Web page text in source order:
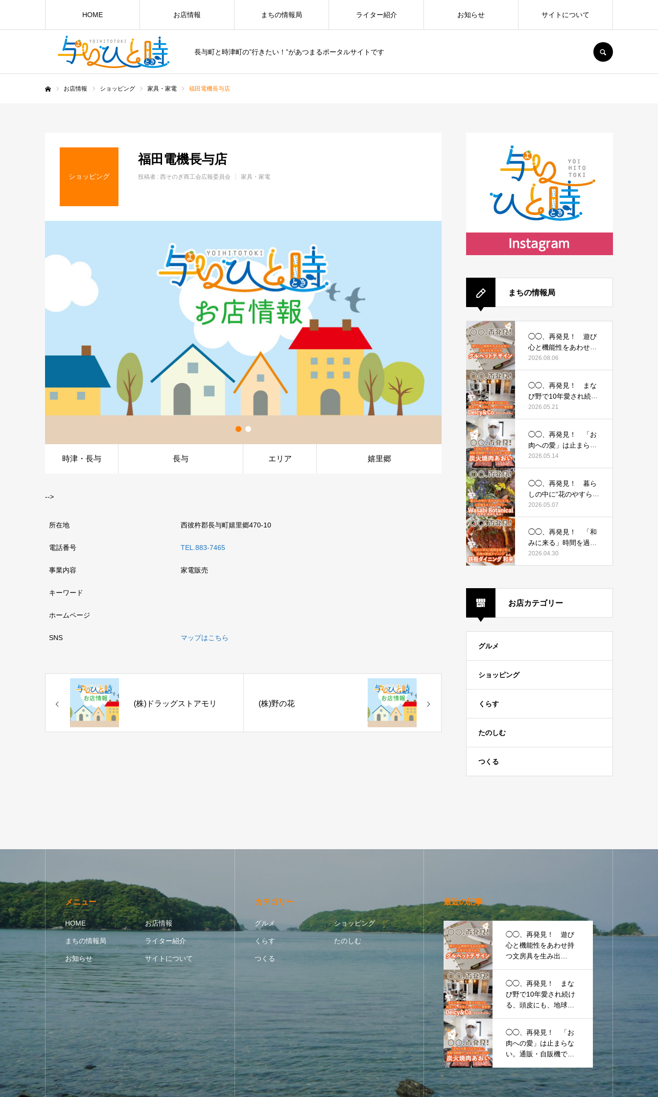
長与町と時津町の”行きたい！”があつまるポータルサイトです
HOME お店情報 まちの情報局 ライター紹介 お知らせ サイトについて
お店情報 ショッピング 家具・家電 福田電機長与店
ショッピング
福田電機長与店
投稿者 : 西そのぎ商工会広報委員会 家具・家電
時津・長与 長与 エリア 嬉里郷
-->
所在地 西彼杵郡長与町嬉里郷470-10
電話番号 TEL.883-7465
事業内容 家電販売
キーワード
ホームページ
SNS マップはこちら
(株)ドラッグストアモリ (株)野の花
まちの情報局
◯◯、再発見！ 遊び
心と機能性をあわせ持
つ文房具を生み出
す 〜グルペットデザ
2026.08.06
◯◯、再発見！ まな
び野で10年愛され続け
る、頭皮にも、地球に
も、やさしい美容
イシーアンドコー）〜
2026.05.21
◯◯、再発見！ 「お
肉への愛」は止まらな
い。通販・自販機で、
お店の味をご自宅へ
2026.05.14
◯◯、再発見！ 暮ら
しの中に“花のやすら
ぎ”を。心を整えるドラ
イフラワー 〜Wasabi
タニカル）〜
2026.05.07
◯◯、再発見！ 「和
みに来る」時間を過ご
す、長崎の鉄板ダイニ
ング 〜鉄板ダイニン
2026.04.30
お店カテゴリー
グルメ
ショッピング
くらす
たのしむ
つくる
メニュー
HOME お店情報
まちの情報局 ライター紹介
お知らせ サイトについて
カテゴリー
グルメ ショッピング
くらす たのしむ
つくる
最近の記事
◯◯、再発見！ 遊び
心と機能性をあわせ持
つ文房具を生み出
◯◯、再発見！ まな
び野で10年愛され続け
る、頭皮にも、地球に
シーアンドコー）〜
◯◯、再発見！ 「お
肉への愛」は止まらな
い。通販・自販機で、
〜炭火焼肉あおい〜